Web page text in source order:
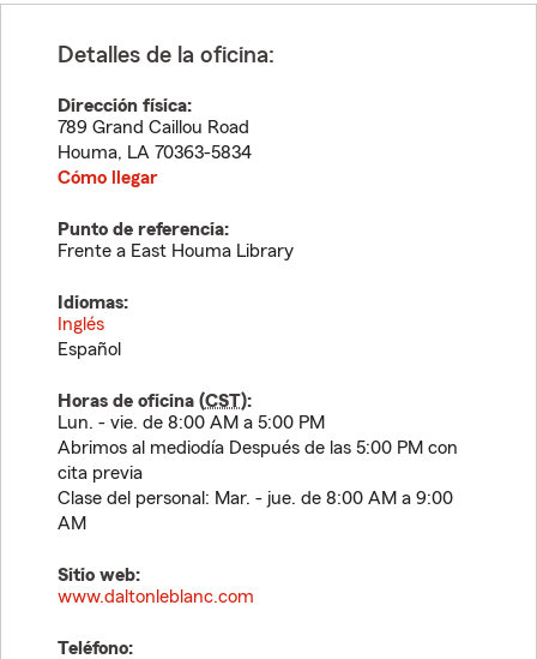
Detalles de la oficina:
Dirección física:
789 Grand Caillou Road
Houma, LA 70363-5834
Cómo llegar
Punto de referencia:
Frente a East Houma Library
Idiomas:
Inglés
Español
Horas de oficina (CST):
Lun. - vie. de 8:00 AM a 5:00 PM
Abrimos al mediodía Después de las 5:00 PM con
cita previa
Clase del personal: Mar. - jue. de 8:00 AM a 9:00
AM
Sitio web:
www.daltonleblanc.com
Teléfono: